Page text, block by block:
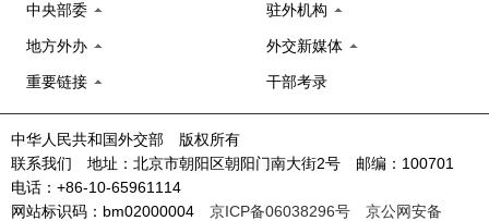
中央部委 驻外机构
地方外办 外交新媒体
重要链接 干部考录
中华人民共和国外交部 版权所有
联系我们 地址：北京市朝阳区朝阳门南大街2号 邮编：100701
电话：+86-10-65961114
网站标识码：bm02000004 京ICP备06038296号
京公网安备